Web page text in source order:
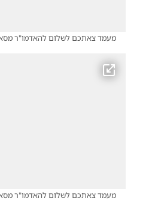
מעמד צאתכם לשלום להאדמו"ר
מעמד צאתכם לשלום להאדמו"ר